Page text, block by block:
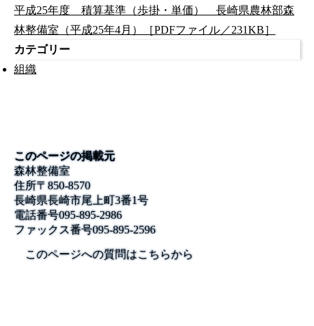
平成25年度 積算基準（歩掛・単価） 長崎県農林部森
林整備室（平成25年4月）［PDFファイル／231KB］
カテゴリー
組織
このページの掲載元
森林整備室
住所〒850-8570
長崎県長崎市尾上町3番1号
電話番号095-895-2986
ファックス番号095-895-2596
このページへの質問はこちらから